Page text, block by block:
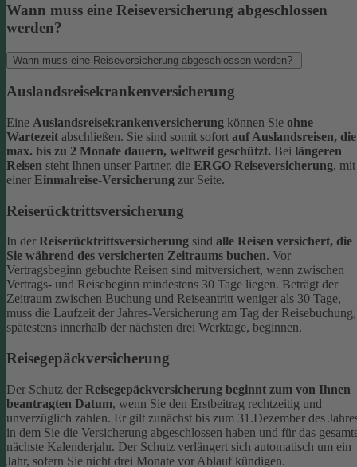
Wann muss eine Reiseversicherung abgeschlossen
werden?
Wann muss eine Reiseversicherung abgeschlossen werden?
Auslandsreisekrankenversicherung
Eine Auslandsreisekrankenversicherung können Sie ohne
Wartezeit abschließen. Sie sind somit sofort auf Auslandsreisen, die
max. bis zu 2 Monate dauern, weltweit geschützt. Bei längeren
Reisen steht Ihnen unser Partner, die ERGO Reiseversicherung, mit
einer Einmalreise-Versicherung zur Seite.
Reiserücktrittsversicherung
In der Reiserücktrittsversicherung sind alle Reisen versichert, die
Sie während des versicherten Zeitraums buchen. Vor
Vertragsbeginn gebuchte Reisen sind mitversichert, wenn zwischen
Vertrags- und Reisebeginn mindestens 30 Tage liegen. Beträgt der
Zeitraum zwischen Buchung und Reiseantritt weniger als 30 Tage,
muss die Laufzeit der Jahres-Versicherung am Tag der Reisebuchung,
spätestens innerhalb der nächsten drei Werktage, beginnen.
Reisegepäckversicherung
Der Schutz der Reisegepäckversicherung beginnt zum von Ihnen
beantragten Datum, wenn Sie den Erstbeitrag rechtzeitig und
unverzüglich zahlen. Er gilt zunächst bis zum 31.Dezember des
in dem Sie die Versicherung abgeschlossen haben und für das
nächste Kalenderjahr. Der Schutz verlängert sich automatisch um ein
Jahr, sofern Sie nicht drei Monate vor Ablauf kündigen.